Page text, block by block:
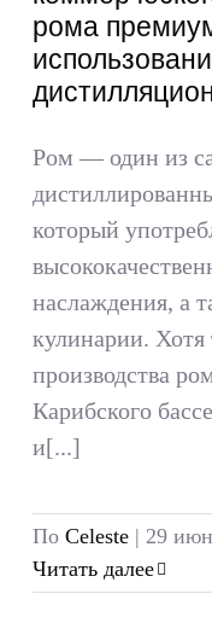
рома
Ром — один из
который
наслаждения, а
кулинарии.
производства
Карибского
и[...]
ПоCeleste | 29
Читать далее